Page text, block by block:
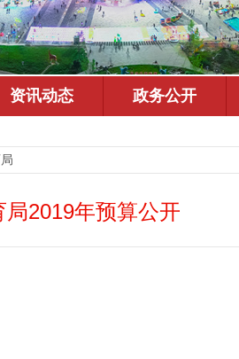
2019年预算公开